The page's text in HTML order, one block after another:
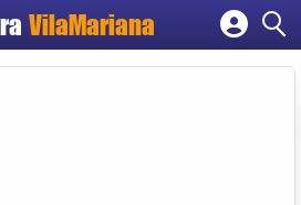
VilaMariana
Cadastrar empresa